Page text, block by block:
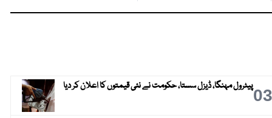
03پیٹرول مہنگا، ڈیزل سستا، حکومت نے نئی قیمتوں کا اعلان کر دیا